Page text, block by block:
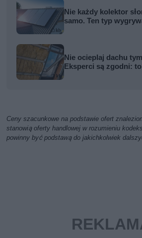
Nie każdy kolektor
samo. Ten typ
Nie ocieplaj dachu
Eksperci są zgodni:
Ceny szacunkowe na podstawie ofert
stanowią oferty handlowej w rozumieniu
powinny być podstawą do jakichkolwiek